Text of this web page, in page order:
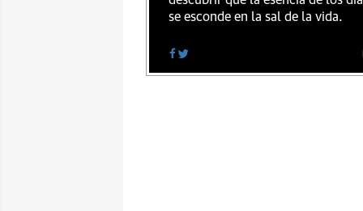
se esconde en la sal de la vida.